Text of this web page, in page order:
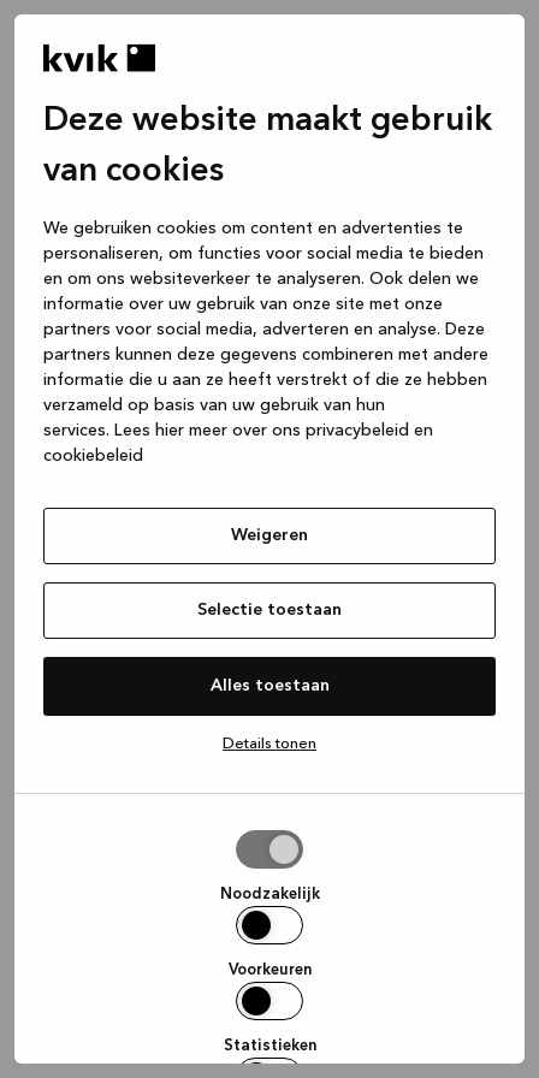
Deze website maakt gebruik
van cookies
We gebruiken cookies om content en advertenties te
personaliseren, om functies voor social media te bieden
en om ons websiteverkeer te analyseren. Ook delen we
informatie over uw gebruik van onze site met onze
partners voor social media, adverteren en analyse. Deze
partners kunnen deze gegevens combineren met andere
informatie die u aan ze heeft verstrekt of die ze hebben
verzameld op basis van uw gebruik van hun
services. Lees hier meer over ons privacybeleid en
cookiebeleid
Weigeren
Selectie toestaan
Alles toestaan
Details tonen
Noodzakelijk
Voorkeuren
Statistieken
(see the browser console for more
information).